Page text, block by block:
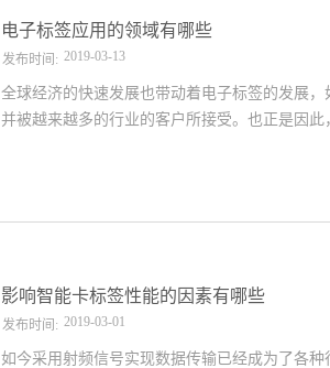
据的记忆容量。因此，诸多行业领域的企业都
电子标签应用的领域有哪些
发布时间: 2019-03-13
全球经济的快速发展也带动着电子标签的发展
并被越来越多的行业的客户所接受。也正是因
装零售领域服装零售行业许多规模比较大的企
装企业的作业效率得到大大提升，对零售行业
统比现有的条码系统要更为安全可靠，它可以
影响智能卡标签性能的因素有哪些
发布时间: 2019-03-01
如今采用射频信号实现数据传输已经成为了各